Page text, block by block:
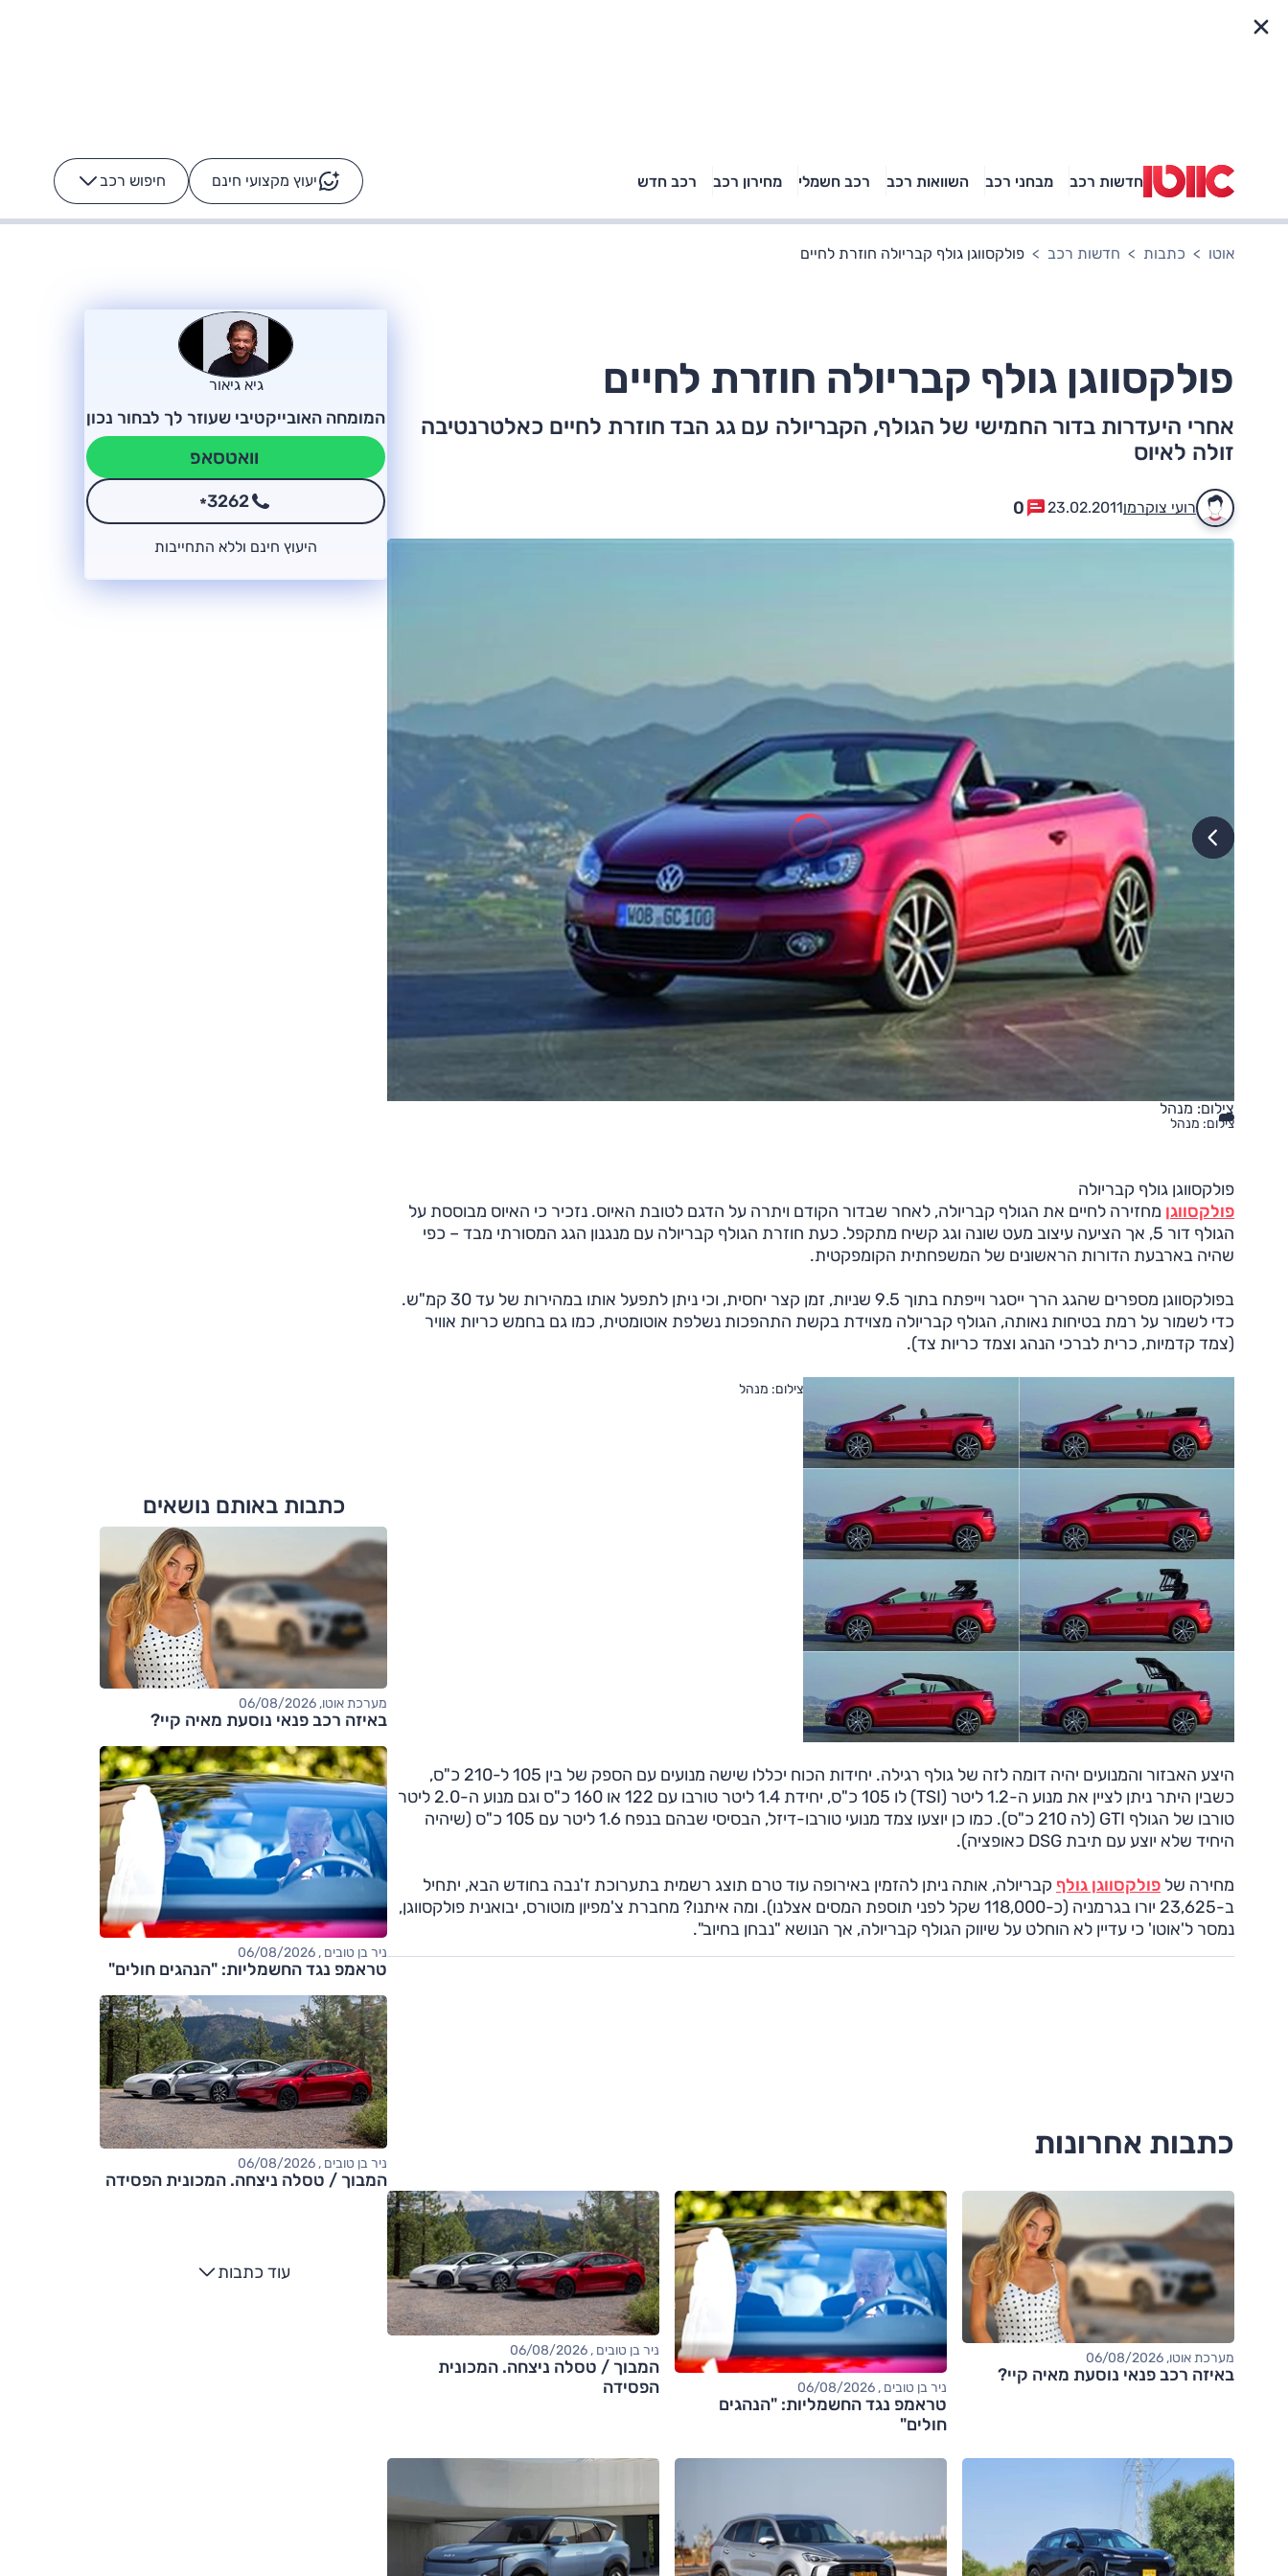
חדשות רכב מבחני רכב השוואות רכב רכב חשמלי מחירון רכב רכב חדש יעוץ מקצועי חינם חיפוש רכב -
באיזה רכב פנאי נוסעת
טויוטה ראב 4, קיה
ספורטאז' לונג ויונדאי
הנייר ועל הכביש
רכבי הסלבס: על מה נוסע
הרכב לא מתקלקל. המסך
כן
אוטו כתבות חדשות רכב פולקסווגן גולף קבריולה חוזרת לחיים
פולקסווגן גולף קבריולה חוזרת לחיים
אחרי היעדרות בדור החמישי של הגולף, הקבריולה עם גג הבד חוזרת לחיים כאלטרנטיבה
זולה לאיוס
רועי צוקרמן23.02.2011
0
צילום: מנהל
צילום: מנהל
פולקסווגן גולף קבריולה
פולקסווגן מחזירה לחיים את הגולף קבריולה, לאחר שבדור הקודם ויתרה על הדגם לטובת האיוס. נזכיר כי האיוס מבוססת על
הגולף דור 5, אך הציעה עיצוב מעט שונה וגג קשיח מתקפל. כעת חוזרת הגולף קבריולה עם מנגנון הגג המסורתי מבד – כפי
שהיה בארבעת הדורות הראשונים של המשפחתית הקומפקטית.
בפולקסווגן מספרים שהגג הרך ייסגר וייפתח בתוך 9.5 שניות, זמן קצר יחסית, וכי ניתן לתפעל אותו במהירות של עד 30 קמ"ש.
כדי לשמור על רמת בטיחות נאותה, הגולף קבריולה מצוידת בקשת התהפכות נשלפת אוטומטית, כמו גם בחמש כריות אוויר
(צמד קדמיות, כרית לברכי הנהג וצמד כריות צד).
צילום: מנהל
היצע האבזור והמנועים יהיה דומה לזה של גולף רגילה. יחידות הכוח יכללו שישה מנועים עם הספק של בין 105 ל-210 כ"ס,
כשבין היתר ניתן לציין את מנוע ה-1.2 ליטר (TSI) לו 105 כ"ס, יחידת 1.4 ליטר טורבו עם 122 או 160 כ"ס וגם מנוע ה-2.0 ליטר
טורבו של הגולף GTI (לה 210 כ"ס). כמו כן יוצעו צמד מנועי טורבו-דיזל, הבסיסי שבהם בנפח 1.6 ליטר עם 105 כ"ס (שיהיה
היחיד שלא יוצע עם תיבת DSG כאופציה).
מחירה של פולקסווגן גולף קבריולה, אותה ניתן להזמין באירופה עוד טרם תוצג רשמית בתערוכת ז'נבה בחודש הבא, יתחיל
ב-23,625 יורו בגרמניה (כ-118,000 שקל לפני תוספת המסים אצלנו). ומה איתנו? מחברת צ'מפיון מוטורס, יבואנית פולקסווגן,
נמסר ל'אוטו' כי עדיין לא הוחלט על שיווק הגולף קבריולה, אך הנושא "נבחן בחיוב".
כתבות אחרונות
מערכת אוטו, 06/08/2026
באיזה רכב פנאי נוסעת מאיה קיי?
ניר בן טובים , 06/08/2026
טראמפ נגד החשמליות: "הנהגים
חולים"
ניר בן טובים , 06/08/2026
המבוך / טסלה ניצחה. המכונית
הפסידה
גיא גיאור
המומחה האובייקטיבי שעוזר לך לבחור נכון
וואטסאפ
*3262
היעוץ חינם וללא התחייבות
כתבות באותם נושאים
מערכת אוטו, 06/08/2026
באיזה רכב פנאי נוסעת מאיה קיי?
ניר בן טובים , 06/08/2026
טראמפ נגד החשמליות: "הנהגים חולים"
ניר בן טובים , 06/08/2026
המבוך / טסלה ניצחה. המכונית הפסידה
עוד כתבות